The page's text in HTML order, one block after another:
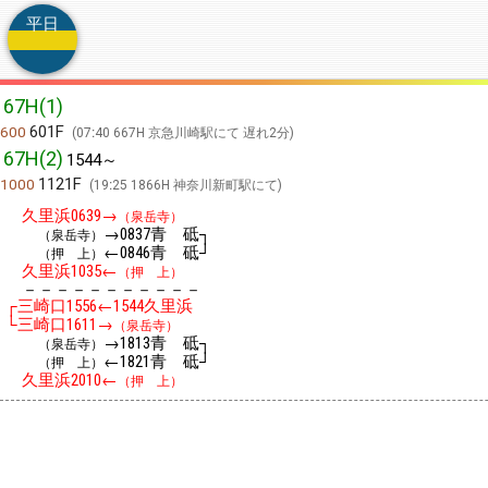
平日
67H(1)
600 601F 07:40 667H 京急川崎駅にて 遅れ2分
67H(2) 1544～
1000 1121F 19:25 1866H 神奈川新町駅にて
久里浜0639→ （泉岳寺）
（泉岳寺） →0837青 砥┐
（押 上） ←0846青 砥┘
久里浜1035← （押 上）
－－－－－－－－－－－
┌三崎口1556←1544久里浜
└三崎口1611 → （泉岳寺）
（泉岳寺） →1813青 砥┐
（押 上） ←1821青 砥┘
久里浜2010← （押 上）